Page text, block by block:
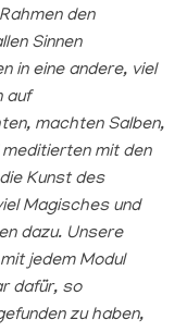
den
Sinnen
in eine andere, viel
auf
machten Salben,
mit den
Kunst des
Magisches und
dazu. Unsere
jedem Modul
dafür, so
zu haben,